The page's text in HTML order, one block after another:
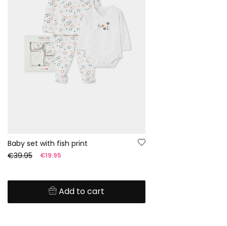
Baby set with fish print
€39.95
€19.95
Add to cart